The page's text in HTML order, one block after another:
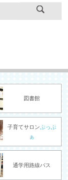
図書館
子育てサロンぷっぷ
ぁ
通学用路線バス